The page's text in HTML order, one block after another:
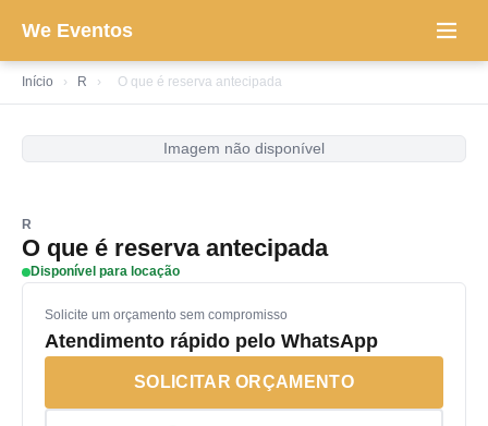
We Eventos
Início › R › O que é reserva antecipada
Imagem não disponível
R
O que é reserva antecipada
Disponível para locação
Solicite um orçamento sem compromisso
Atendimento rápido pelo WhatsApp
SOLICITAR ORÇAMENTO